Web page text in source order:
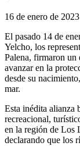
16 de enero de 2023
El pasado 14 de
Yelcho, los
Palena, firmaron un
avanzar en la
desde su
mar.
Esta inédita alianza
recreacional,
en la región de Los
declarando que los